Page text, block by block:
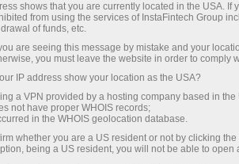
¡Gana
Apple o
iPhone, iPad o Samsung Galaxy
estos dispositivos de alta
tuyo.
¡Participa en nuestro sorteo y
shows that you are currently located in the USA. If
from using the services of InstaFintech Group
of funds, etc.
are seeing this message by mistake and your
you must leave the website in order to comply
IP address show your location as the USA?
a VPN provided by a hosting company based in the
not have proper WHOIS records;
in the WHOIS geolocation database.
whether you are a US resident or not by clicking
being a US resident, you will not be able to open